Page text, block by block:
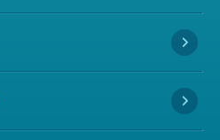
Icon
Icon